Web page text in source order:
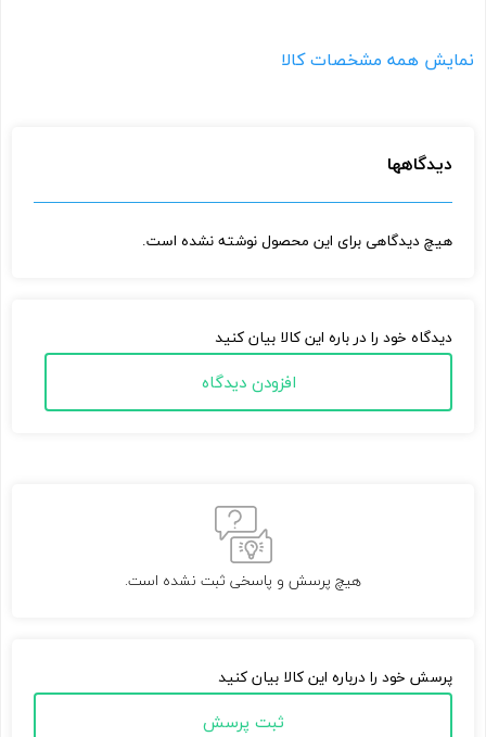
نمایش همه مشخصات کالا
دیدگاه خود را در باره این کالا بیان کنید
افزودن دیدگاه
دیدگاهها
هیچ دیدگاهی برای این محصول نوشته نشده است.
هیچ پرسش و پاسخی ثبت نشده است.
پرسش خود را درباره این کالا بیان کنید
ثبت پرسش